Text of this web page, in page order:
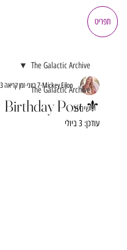
תפריט
The Galactic Archive
שירים
The Galactic Archive
⚜️ Birthday Post ⚜️
Mickey Eilon 7 ביוני זמן קריאה 3 דקות
עודכן: 3 ביולי